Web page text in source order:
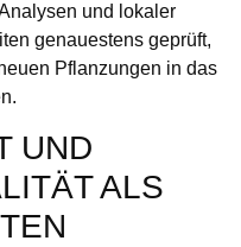
und lokaler
genauestens geprüft,
Pflanzungen in das
UND
ALS